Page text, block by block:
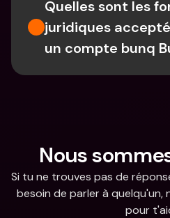
Quelles sont les
juridiques
un compte bunq
Nous
Si tu ne trouves pas de
besoin de parler à quelqu'un,
pour